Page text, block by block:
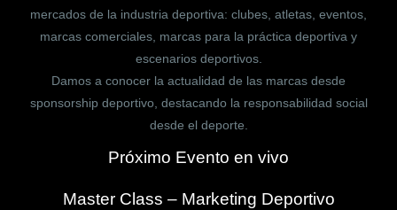
mercados de la industria deportiva: clubes, atletas, eventos,
marcas comerciales, marcas para la práctica deportiva y
escenarios deportivos.
Damos a conocer la actualidad de las marcas desde
sponsorship deportivo, destacando la responsabilidad social
desde el deporte.
Próximo Evento en vivo
Master Class – Marketing Deportivo